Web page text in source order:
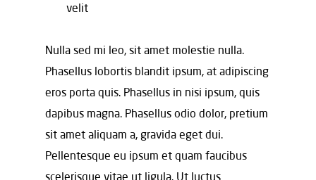
velit
Nulla sed mi leo, sit amet molestie nulla.
Phasellus lobortis blandit ipsum, at adipiscing
eros porta quis. Phasellus in nisi ipsum, quis
dapibus magna. Phasellus odio dolor, pretium
sit amet aliquam a, gravida eget dui.
Pellentesque eu ipsum et quam faucibus